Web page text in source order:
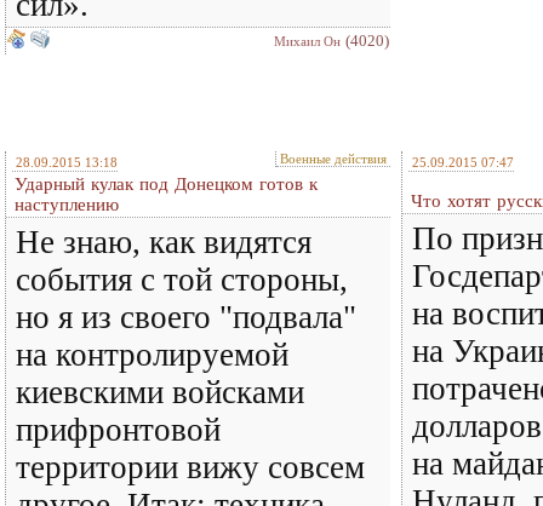
Михаил Он (4020)
28.09.2015 13:18 Военные действия
Ударный кулак под Донецком готов к
наступлению
Не знаю, как видятся
события с той стороны,
но я из своего "подвала"
на контролируемой
киевскими войсками
прифронтовой
территории вижу совсем
25.09.2015 07:47
Что хотят
По
на
на
на